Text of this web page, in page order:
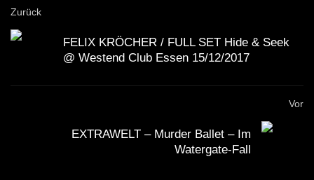
Zurück
FELIX KRÖCHER / FULL SET Hide & Seek
@ Westend Club Essen 15/12/2017
Vor
EXTRAWELT – Murder Ballet – Im
Watergate-Fall